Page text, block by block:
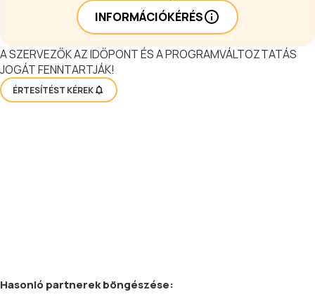
INFORMÁCIÓKÉRÉS
A SZERVEZŐK AZ IDŐPONT ÉS A PROGRAMVÁLTOZTATÁS
JOGÁT FENNTARTJÁK!
ÉRTESÍTÉST KÉREK
Hasonló partnerekböngészése: